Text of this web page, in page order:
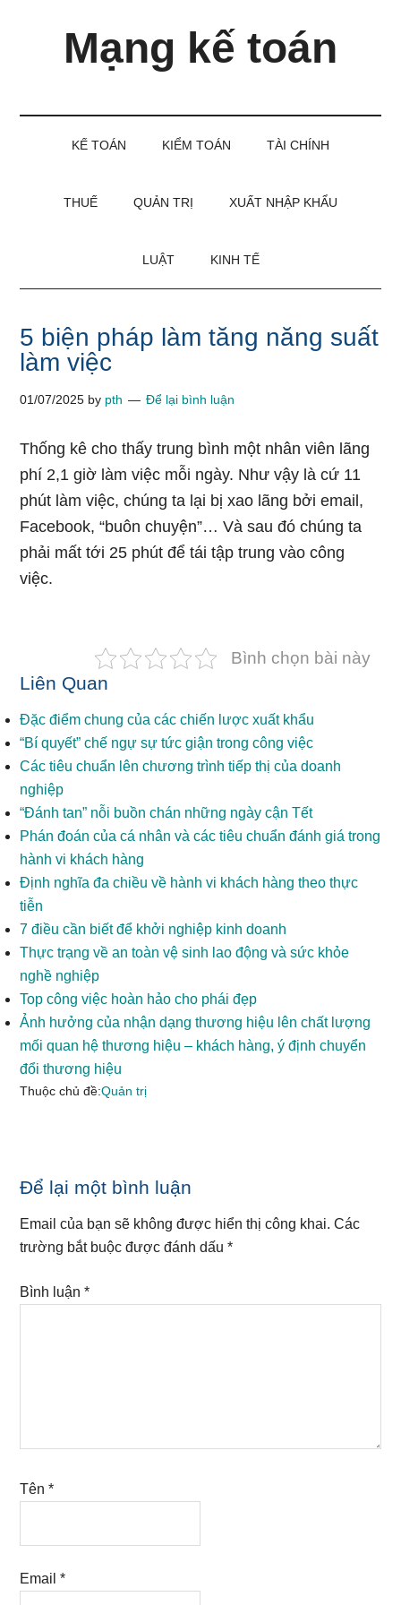
Mạng kế toán
KẾ TOÁN KIỂM TOÁN TÀI CHÍNH
THUẾ QUẢN TRỊ XUẤT NHẬP KHẨU
LUẬT KINH TẾ
5 biện pháp làm tăng năng suất
làm việc
01/07/2025 by pth Để lại bình luận
Thống kê cho thấy trung bình một nhân viên lãng
phí 2,1 giờ làm việc mỗi ngày. Như vậy là cứ 11
phút làm việc, chúng ta lại bị xao lãng bởi email,
Facebook, “buôn chuyện”… Và sau đó chúng ta
phải mất tới 25 phút để tái tập trung vào công
việc.
Bình chọn bài này
Liên Quan
Đặc điểm chung của các chiến lược xuất khẩu
“Bí quyết” chế ngự sự tức giận trong công việc
Các tiêu chuẩn lên chương trình tiếp thị của doanh
nghiệp
“Đánh tan” nỗi buồn chán những ngày cận Tết
Phán đoán của cá nhân và các tiêu chuẩn đánh giá trong
hành vi khách hàng
Định nghĩa đa chiều về hành vi khách hàng theo thực
tiễn
7 điều cần biết để khởi nghiệp kinh doanh
Thực trạng về an toàn vệ sinh lao động và sức khỏe
nghề nghiệp
Top công việc hoàn hảo cho phái đẹp
Ảnh hưởng của nhận dạng thương hiệu lên chất lượng
mối quan hệ thương hiệu – khách hàng, ý định chuyển
đổi thương hiệu
Thuộc chủ đề:Quản trị
Reader
Interactions
Để lại một bình luận
Email của bạn sẽ không được hiển thị công khai. Các
trường bắt buộc được đánh dấu*
Bình luận*
Tên*
Email*